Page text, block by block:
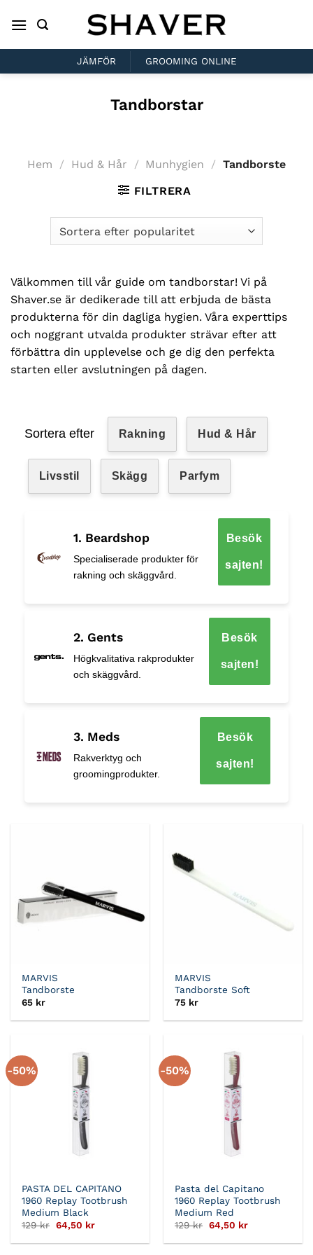
JÄMFÖR GROOMING ONLINE
Tandborstar
Hem / Hud & Hår / Munhygien / Tandborste
FILTRERA
Välkommen till vår guide om tandborstar! Vi på
Shaver.se är dedikerade till att erbjuda de bästa
produkterna för din dagliga hygien. Våra experttips
och noggrant utvalda produkter strävar efter att
förbättra din upplevelse och ge dig den perfekta
starten eller avslutningen på dagen.
Sortera efter Rakning Hud & Hår
Livsstil Skägg Parfym
1. Beardshop
Specialiserade produkter för
rakning och skäggvård.
Besök
sajten!
2. Gents
Högkvalitativa rakprodukter
och skäggvård.
Besök
sajten!
3. Meds
Rakverktyg och
groomingprodukter.
Besök
sajten!
MARVIS
Tandborste
65 kr
MARVIS
Tandborste Soft
75 kr
-50%
PASTA DEL CAPITANO
1960 Replay Tootbrush
Medium Black
129kr Det
ursprungliga
priset
64,50 krDet
priset
-50%
Pasta del Capitano
1960 Replay Tootbrush
Medium Red
129kr Det
ursprungliga
priset
64,50 krDet
priset